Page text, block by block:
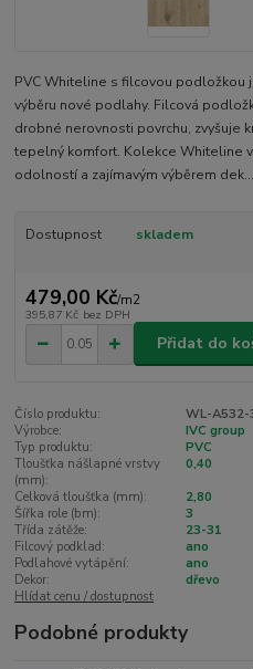
PVC Whiteline s filcovou podložkou
výběru nové podlahy. Filcová
drobné nerovnosti povrchu, zvyšuje
tepelný komfort. Kolekce Whiteline
odolností a zajímavým výběrem dek...
Dostupnost skladem
479,00 Kč/m2
395,87 Kč bez DPH
Přidat do
Číslo produktu:
WL-A532-
Výrobce:
IVC group
Typ produktu:
PVC
Tloušťka nášlapné vrstvy
(mm):
0,40
Celková tloušťka (mm):
2,80
Šířka role (bm):
3
Třída zátěže:
23-31
Filcový podklad:
ano
Podlahové vytápění:
ano
Dekor:
dřevo
Hlídat cenu / dostupnost
Podobné produkty